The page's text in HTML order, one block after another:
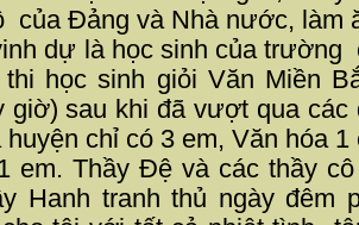
của Đảng và Nhà nước, làm
dự là học sinh của trường
học sinh giỏi Văn Miền
giờ) sau khi đã vượt qua các
huyện chỉ có 3 em, Văn hóa
em. Thầy Đệ và các thầy
Hanh tranh thủ ngày đêm